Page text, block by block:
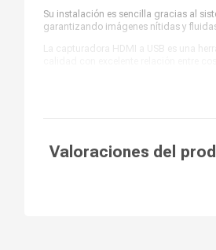
Su instalación es sencilla gracias al
garantizando imágenes nítidas y
La capturadora HDMI a USB es una
Valoraciones del